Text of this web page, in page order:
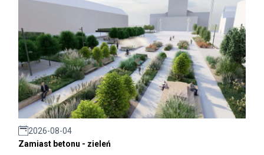
2026-08-04
Zamiast betonu - zieleń